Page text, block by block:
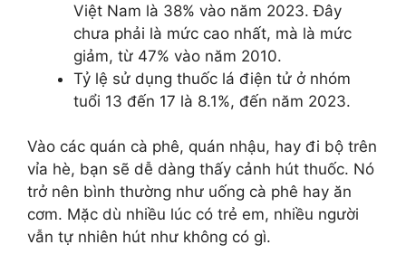
Việt Nam là 38% vào năm 2023. Đây
chưa phải là mức cao nhất, mà là mức
giảm, từ 47% vào năm 2010.
Tỷ lệ sử dụng thuốc lá điện tử ở nhóm
tuổi 13 đến 17 là 8.1%, đến năm 2023.
Vào các quán cà phê, quán nhậu, hay đi bộ trên
vỉa hè, bạn sẽ dễ dàng thấy cảnh hút thuốc. Nó
trở nên bình thường như uống cà phê hay ăn
cơm. Mặc dù nhiều lúc có trẻ em, nhiều người
vẫn tự nhiên hút như không có gì.